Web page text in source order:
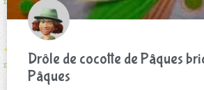
Drôle de cocotte de Pâques
Pâques